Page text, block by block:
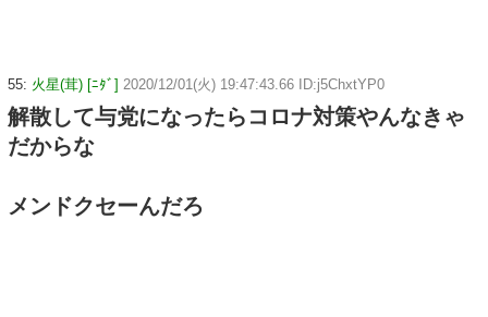
55: 火星(茸) [ﾆﾀﾞ] 2020/12/01(火) 19:47:43.66 ID:j5ChxtYP0
解散して与党になったらコロナ対策やんなきゃ
だからな
メンドクセーんだろ